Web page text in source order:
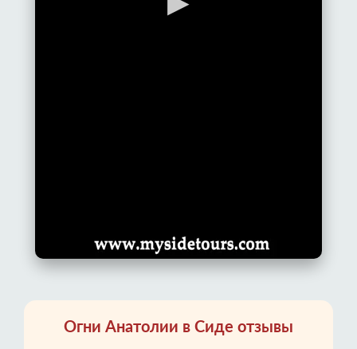
Огни Анатолии в Сиде отзывы